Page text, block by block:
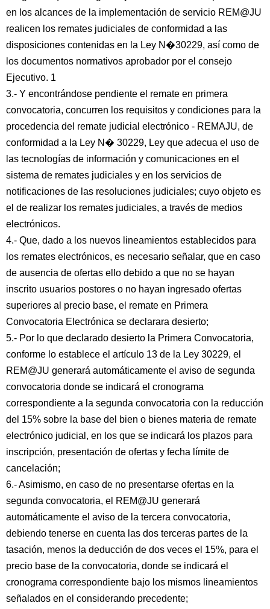
en los alcances de la implementación de servicio REM@JU
realicen los remates judiciales de conformidad a las
disposiciones contenidas en la Ley N�30229, así como de
los documentos normativos aprobador por el consejo
Ejecutivo. 1
3.- Y encontrándose pendiente el remate en primera
convocatoria, concurren los requisitos y condiciones para la
procedencia del remate judicial electrónico - REMAJU, de
conformidad a la Ley N� 30229, Ley que adecua el uso de
las tecnologías de información y comunicaciones en el
sistema de remates judiciales y en los servicios de
notificaciones de las resoluciones judiciales; cuyo objeto es
el de realizar los remates judiciales, a través de medios
electrónicos.
4.- Que, dado a los nuevos lineamientos establecidos para
los remates electrónicos, es necesario señalar, que en caso
de ausencia de ofertas ello debido a que no se hayan
inscrito usuarios postores o no hayan ingresado ofertas
superiores al precio base, el remate en Primera
Convocatoria Electrónica se declarara desierto;
5.- Por lo que declarado desierto la Primera Convocatoria,
conforme lo establece el artículo 13 de la Ley 30229, el
REM@JU generará automáticamente el aviso de segunda
convocatoria donde se indicará el cronograma
correspondiente a la segunda convocatoria con la reducción
del 15% sobre la base del bien o bienes materia de remate
electrónico judicial, en los que se indicará los plazos para
inscripción, presentación de ofertas y fecha límite de
cancelación;
6.- Asimismo, en caso de no presentarse ofertas en la
segunda convocatoria, el REM@JU generará
automáticamente el aviso de la tercera convocatoria,
debiendo tenerse en cuenta las dos terceras partes de la
tasación, menos la deducción de dos veces el 15%, para el
precio base de la convocatoria, donde se indicará el
cronograma correspondiente bajo los mismos lineamientos
señalados en el considerando precedente;